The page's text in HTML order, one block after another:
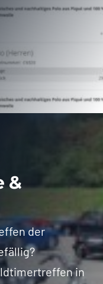
&
der
in